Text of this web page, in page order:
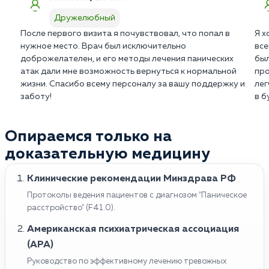
Специфические препараты для лечения
панического расстройства: алпразолам XR
(Xanax XR) или клоназепам (Klonopin).
Важно помнить, что лечение панических атак
должно быть назначено и контролироваться
врачом.
терапевта. Обсудите свои ожидания и вопросы с
врачом, чтобы получить более точную оценку
вашей ситуации.
Дружелюбный
После первого визита я почувствовал, что попал в
нужное место. Врач был исключительно
доброжелателен, и его методы лечения панических
атак дали мне возможность вернуться к нормальной
жизни. Спасибо всему персоналу за вашу поддержку и
заботу!
Я
в
Опираемся только на
доказательную медицину
Клинические рекомендации Минздрава РФ
Протоколы ведения пациентов с диагнозом "Паническое
расстройство" (F41.0).
Американская психиатрическая ассоциация
(APA)
Руководство по эффективному лечению тревожных